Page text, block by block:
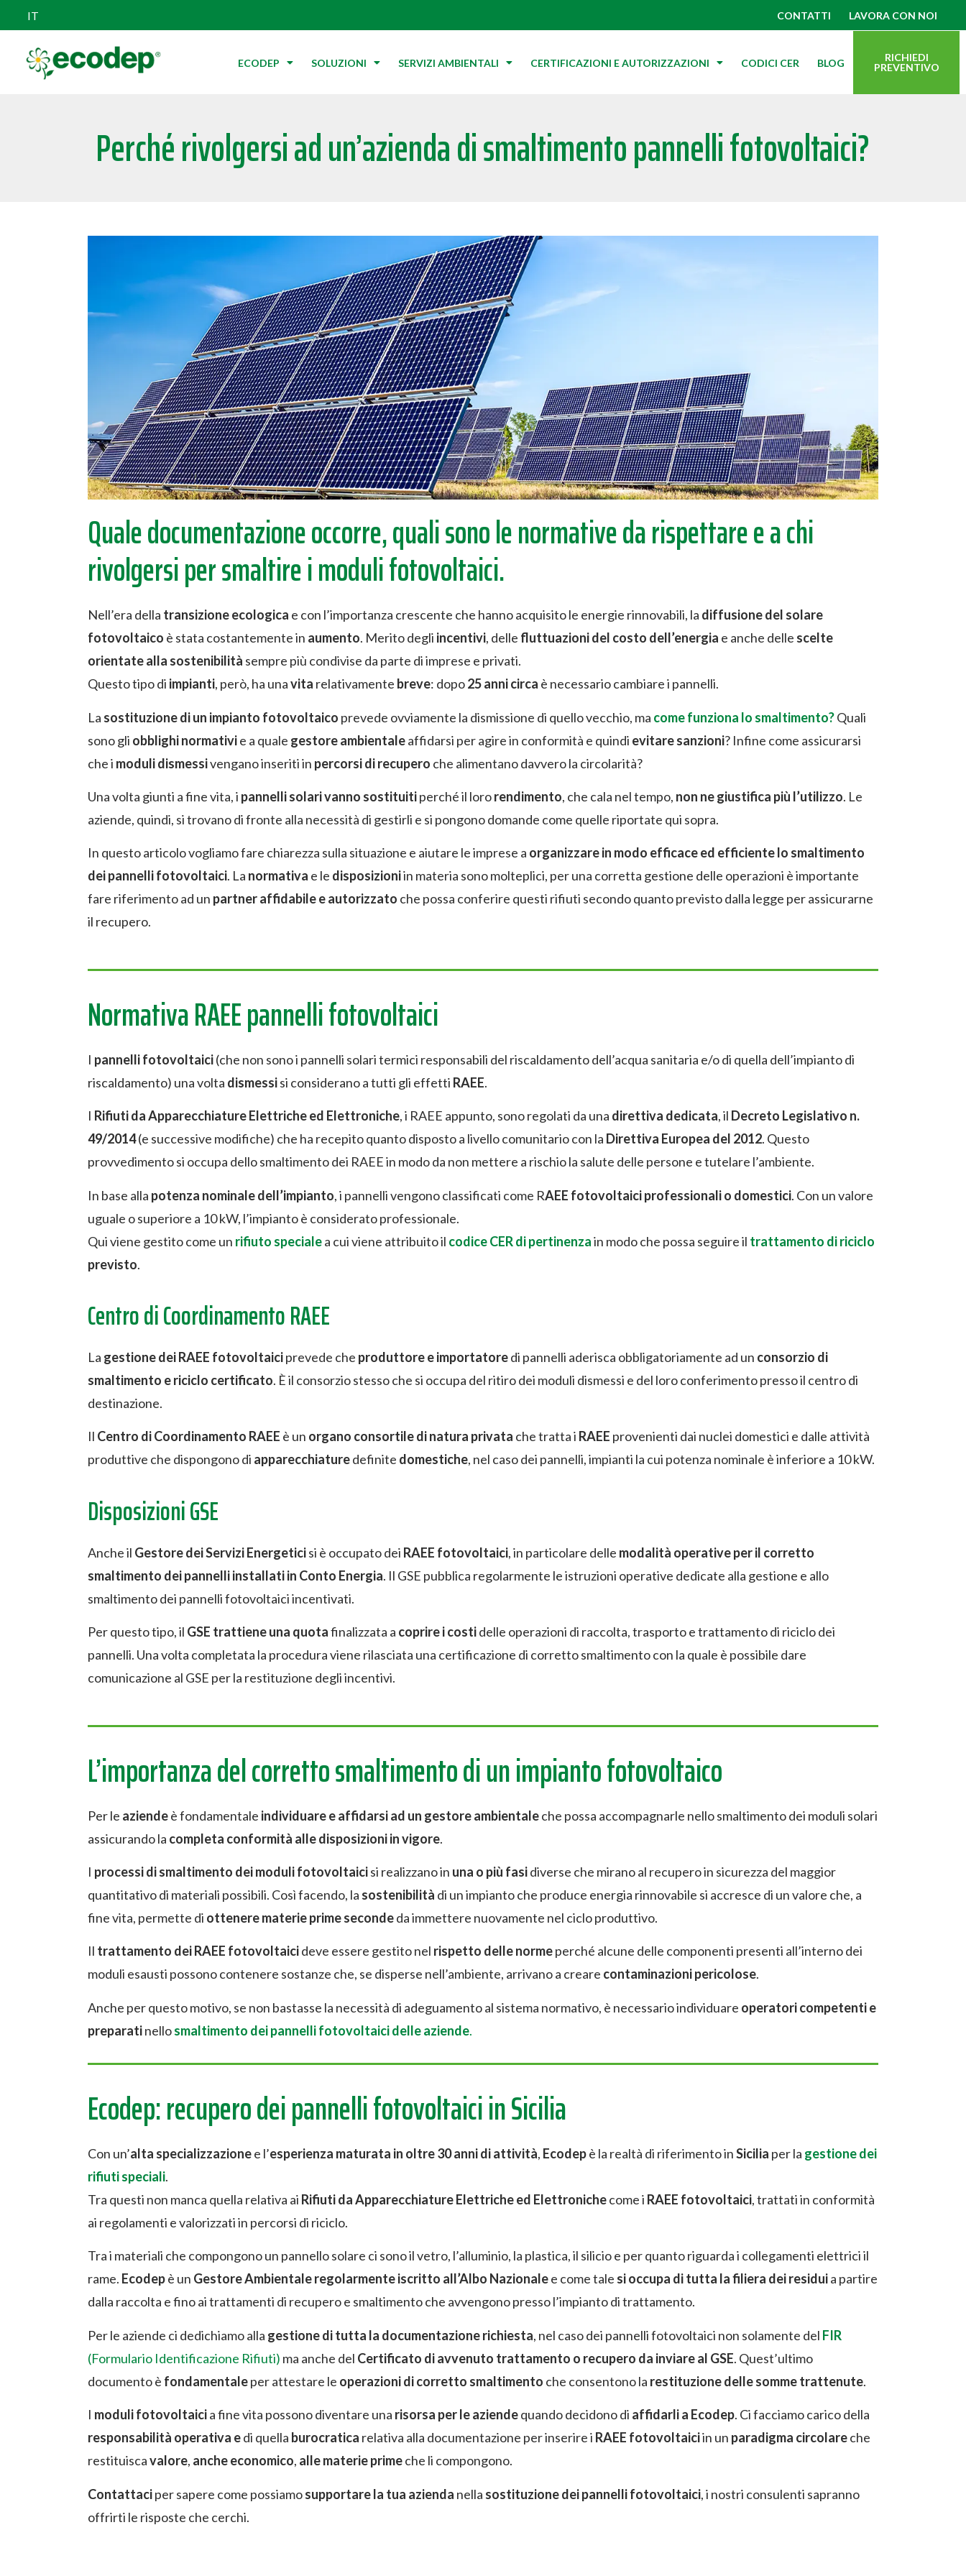
IT CONTATTI LAVORA CON NOI
ECODEP SOLUZIONI SERVIZI AMBIENTALI CERTIFICAZIONI E AUTORIZZAZIONI CODICI CER BLOG
RICHIEDI
PREVENTIVO
Perché rivolgersi ad un’azienda di smaltimento pannelli fotovoltaici?
Quale documentazione occorre, quali sono le normative da rispettare e a chi
rivolgersi per smaltire i moduli fotovoltaici.
Nell’era della transizione ecologica e con l’importanza crescente che hanno acquisito le energie rinnovabili, la diffusione del solare
fotovoltaico è stata costantemente in aumento. Merito degli incentivi, delle fluttuazioni del costo dell’energia e anche delle scelte
orientate alla sostenibilità sempre più condivise da parte di imprese e privati.
Questo tipo di impianti, però, ha unavita relativamente breve: dopo25 anni circa è necessario cambiare i pannelli.
La sostituzione di un impianto fotovoltaico prevede ovviamente la dismissione di quello vecchio, ma come funziona lo smaltimento?Quali
sono gli obblighi normativie a quale gestore ambientaleaffidarsi per agire in conformità e quindi evitare sanzioni? Infine come assicurarsi
che i moduli dismessivengano inseriti in percorsi di recupero che alimentano davvero la circolarità?
Una volta giunti a fine vita, i pannelli solari vanno sostituitiperché il lororendimento, che cala nel tempo, non ne giustifica più l’utilizzo. Le
aziende, quindi, si trovano di fronte alla necessità di gestirli e si pongono domande come quelle riportate qui sopra.
In questo articolo vogliamo fare chiarezza sulla situazione e aiutare le imprese a organizzare in modo efficace ed efficiente lo smaltimento
dei pannelli fotovoltaici. La normativa e le disposizioniin materia sono molteplici, per una corretta gestione delle operazioni è importante
fare riferimento ad un partner affidabile e autorizzato che possa conferire questi rifiuti secondo quanto previsto dalla legge per assicurarne
il recupero.
Normativa RAEE pannelli fotovoltaici
I pannelli fotovoltaici(che non sono i pannelli solari termici responsabili del riscaldamento dell’acqua sanitaria e/o di quella dell’impianto di
riscaldamento) una volta dismessisi considerano a tutti gli effetti RAEE.
I Rifiuti da Apparecchiature Elettriche ed Elettroniche, i RAEE appunto, sono regolati da una direttiva dedicata, il Decreto Legislativo n.
49/2014(e successive modifiche) che ha recepito quanto disposto a livello comunitario con la Direttiva Europea del 2012. Questo
provvedimento si occupa dello smaltimento dei RAEE in modo da non mettere a rischio la salute delle persone e tutelare l’ambiente.
In base alla potenza nominale dell’impianto, i pannelli vengono classificati come RAEE fotovoltaici professionali o domestici. Con un valore
uguale o superiore a 10 kW, l’impianto è considerato professionale.
Qui viene gestito come un rifiuto specialea cui viene attribuito il codice CER di pertinenzain modo che possa seguire il trattamento di riciclo
previsto.
Centro di Coordinamento RAEE
La gestione dei RAEE fotovoltaiciprevede che produttore e importatoredi pannelli aderisca obbligatoriamente ad un consorzio di
smaltimento e riciclo certificato. È il consorzio stesso che si occupa del ritiro dei moduli dismessi e del loro conferimento presso il centro di
destinazione.
Il Centro di Coordinamento RAEE è un organo consortile di natura privata che tratta i RAEE provenienti dai nuclei domestici e dalle attività
produttive che dispongono di apparecchiaturedefinite domestiche, nel caso dei pannelli, impianti la cui potenza nominale è inferiore a 10 kW.
Disposizioni GSE
Anche il Gestore dei Servizi Energeticisi è occupato dei RAEE fotovoltaici, in particolare delle modalità operative per il corretto
smaltimento dei pannelli installati in Conto Energia. Il GSE pubblica regolarmente le istruzioni operative dedicate alla gestione e allo
smaltimento dei pannelli fotovoltaici incentivati.
Per questo tipo, il GSE trattiene una quotafinalizzata a coprire i costidelle operazioni di raccolta, trasporto e trattamento di riciclo dei
pannelli. Una volta completata la procedura viene rilasciata una certificazione di corretto smaltimento con la quale è possibile dare
comunicazione al GSE per la restituzione degli incentivi.
L’importanza del corretto smaltimento di un impianto fotovoltaico
Per le aziendeè fondamentale individuare e affidarsi ad un gestore ambientaleche possa accompagnarle nello smaltimento dei moduli solari
assicurando la completa conformità alle disposizioni in vigore.
I processi di smaltimento dei moduli fotovoltaicisi realizzano in una o più fasidiverse che mirano al recupero in sicurezza del maggior
quantitativo di materiali possibili. Così facendo, la sostenibilità di un impianto che produce energia rinnovabile si accresce di un valore che, a
fine vita, permette di ottenere materie prime secondeda immettere nuovamente nel ciclo produttivo.
Il trattamento dei RAEE fotovoltaicideve essere gestito nel rispetto delle normeperché alcune delle componenti presenti all’interno dei
moduli esausti possono contenere sostanze che, se disperse nell’ambiente, arrivano a creare contaminazioni pericolose.
Anche per questo motivo, se non bastasse la necessità di adeguamento al sistema normativo, è necessario individuare operatori competenti e
preparatinellosmaltimento dei pannelli fotovoltaici delle aziende.
Ecodep: recupero dei pannelli fotovoltaici in Sicilia
Con un’alta specializzazionee l’esperienza maturata in oltre 30 anni di attività, Ecodepè la realtà di riferimento inSicilia per la gestione dei
rifiuti speciali.
Tra questi non manca quella relativa ai Rifiuti da Apparecchiature Elettriche ed Elettronichecome i RAEE fotovoltaici, trattati in conformità
ai regolamenti e valorizzati in percorsi di riciclo.
Tra i materiali che compongono un pannello solare ci sono il vetro, l’alluminio, la plastica, il silicio e per quanto riguarda i collegamenti elettrici il
rame. Ecodepè un Gestore Ambientale regolarmente iscritto all’Albo Nazionalee come tale si occupa di tutta la filiera dei residuia partire
dalla raccolta e fino ai trattamenti di recupero e smaltimento che avvengono presso l’impianto di trattamento.
Per le aziende ci dedichiamo alla gestione di tutta la documentazione richiesta, nel caso dei pannelli fotovoltaici non solamente del FIR
(Formulario Identificazione Rifiuti) ma anche del Certificato di avvenuto trattamento o recupero da inviare al GSE. Quest’ultimo
documento è fondamentaleper attestare le operazioni di corretto smaltimento che consentono la restituzione delle somme trattenute.
I moduli fotovoltaicia fine vita possono diventare una risorsa per le aziendequando decidono di affidarli a Ecodep. Ci facciamo carico della
responsabilità operativa edi quella burocratica relativa alla documentazione per inserire i RAEE fotovoltaiciin un paradigma circolareche
restituiscavalore, anche economico, alle materie primeche li compongono.
Contattaciper sapere come possiamosupportare la tua azienda nella sostituzione dei pannelli fotovoltaici, i nostri consulenti sapranno
offrirti le risposte che cerchi.